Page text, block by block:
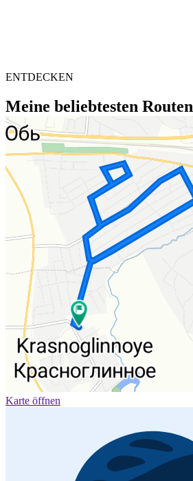
ENTDECKEN
Meine beliebtesten Routen
Karte öffnen